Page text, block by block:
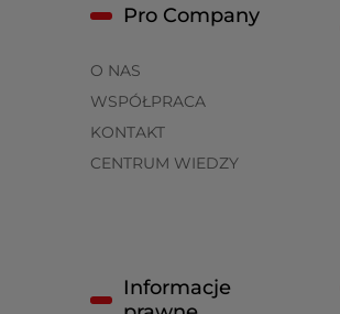
Pro Company
O NAS
WSPÓŁPRACA
KONTAKT
CENTRUM WIEDZY
Informacje